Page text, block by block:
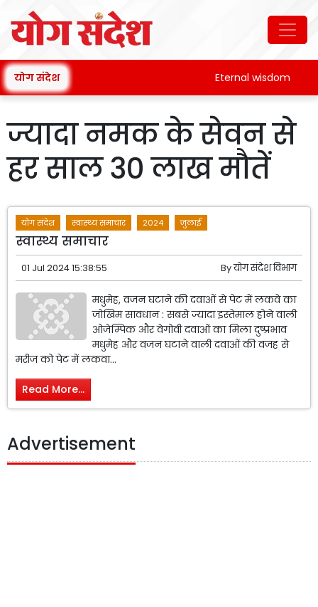
योग संदेश Eternal wisdom
ज्यादा नमक के सेवन से
हर साल 30 लाख मौतें
योग संदेश स्वास्थ्य समाचार 2024 जुलाई
स्वास्थ्य समाचार
01 Jul 2024 15:38:55 Byयोग संदेश विभाग
मधुमेह, वजन घटाने की दवाओं से पेट में लकवे का
जोखिम सावधान : सबसे ज्यादा इस्तेमाल होने वाली
ओजेम्पिक और वेगोवी दवाओं का मिला दुष्प्रभाव
मधुमेह और वजन घटाने वाली दवाओं की वजह से
मरीज को पेट में लकवा...
Read More...
Advertisement